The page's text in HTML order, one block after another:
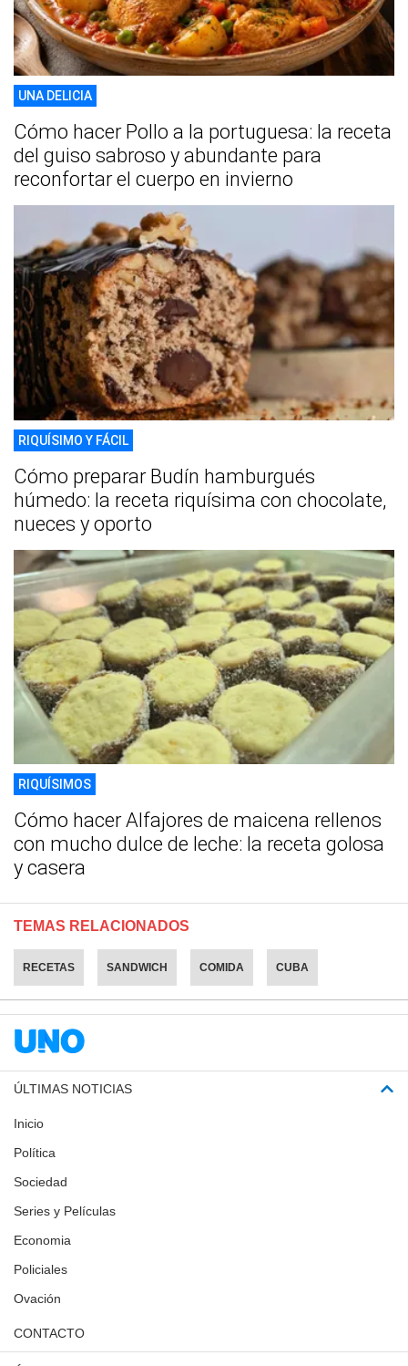
UNA DELICIA
Cómo hacer Pollo a la portuguesa: la receta
del guiso sabroso y abundante para
reconfortar el cuerpo en invierno
RIQUÍSIMO Y FÁCIL
Cómo preparar Budín hamburgués
húmedo: la receta riquísima con chocolate,
nueces y oporto
RIQUÍSIMOS
Cómo hacer Alfajores de maicena rellenos
con mucho dulce de leche: la receta golosa
y casera
TEMAS RELACIONADOS
RECETAS SANDWICH COMIDA CUBA
ÚLTIMAS NOTICIAS
Inicio
Política
Sociedad
Series y Películas
Economia
Policiales
Ovación
CONTACTO